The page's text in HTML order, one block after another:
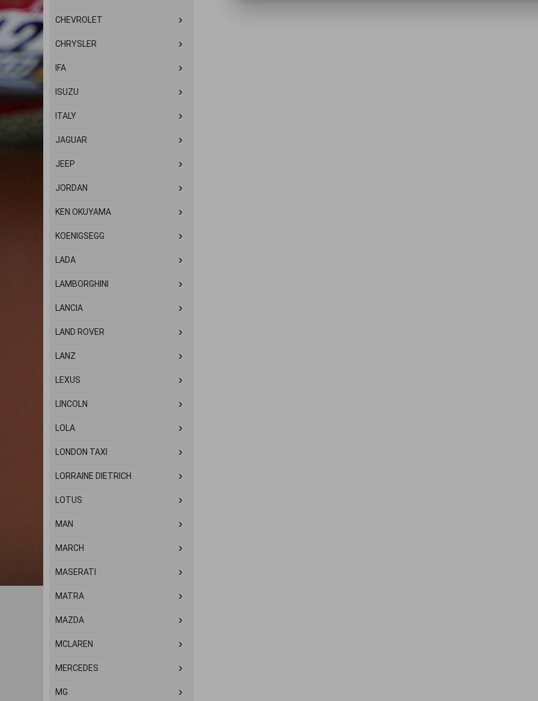
CHEVROLET
CHRYSLER
IFA
ISUZU
ITALY
JAGUAR
JEEP
JORDAN
KEN OKUYAMA
KOENIGSEGG
LADA
LAMBORGHINI
LANCIA
LAND ROVER
LANZ
LEXUS
LINCOLN
LOLA
LONDON TAXI
LORRAINE DIETRICH
LOTUS
MAN
MARCH
MASERATI
MATRA
MAZDA
MCLAREN
MERCEDES
MG